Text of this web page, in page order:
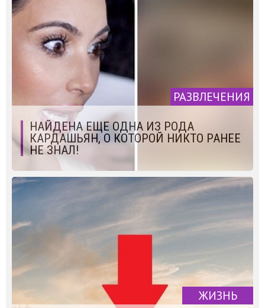
РАЗВЛЕЧЕНИЯ
НАЙДЕНА ЕЩЕ ОДНА ИЗ РОДА
КАРДАШЬЯН, О КОТОРОЙ НИКТО РАНЕЕ
НЕ ЗНАЛ!
ЖИЗНЬ